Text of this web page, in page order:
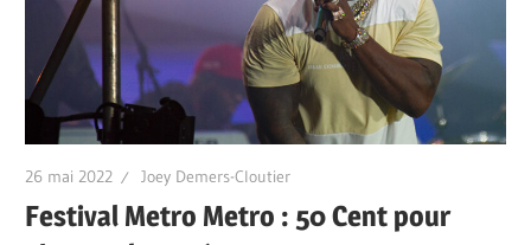
26 mai 2022 Joey Demers-Cloutier
Festival Metro Metro : 50 Cent pour